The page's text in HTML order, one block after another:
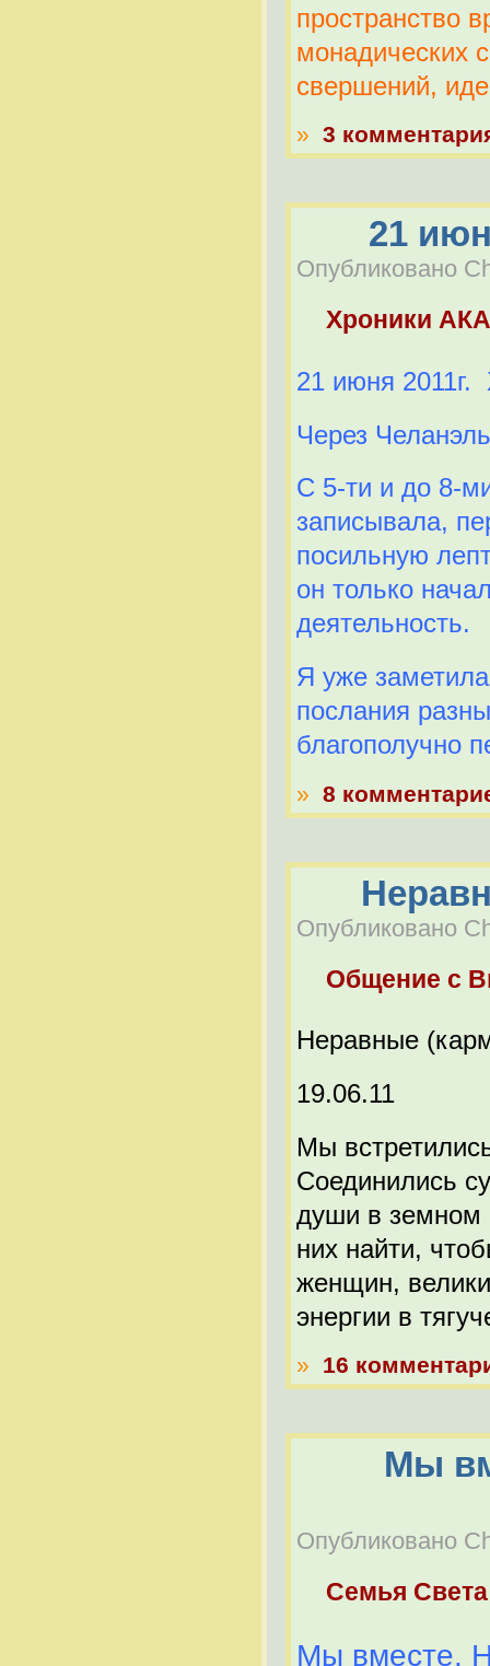
пространство
монадических
свершений,
» 3
21
Опубликовано
Хроники
21 июня
Через Челанэль
С 5-ти и до 8-
записывала,
посильную
он только
деятельность.
Я уже
послания
благополучно
» 8
Опубликовано
Общение с
Неравные
19.06.11
Мы
Соединились
души в земном
них найти,
женщин,
энергии в
» 16
Мы
Опубликовано
Семья Света
Мы вместе.